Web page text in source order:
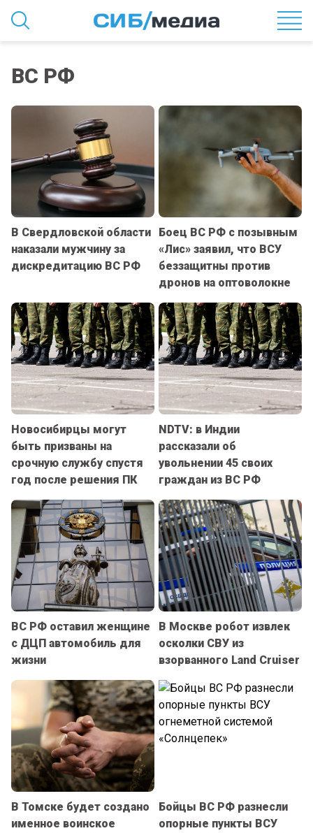
ВС РФ
В Свердловской области
наказали мужчину за
дискредитацию ВС РФ
Боец ВС РФ с позывным
«Лис» заявил, что ВСУ
беззащитны против
дронов на оптоволокне
Новосибирцы могут
быть призваны на
срочную службу спустя
год после решения ПК
NDTV: в Индии
рассказали об
увольнении 45 своих
граждан из ВС РФ
ВС РФ оставил женщине
с ДЦП автомобиль для
жизни
В Москве робот извлек
осколки СВУ из
взорванного Land Cruiser
В Томске будет создано
именное воинское
Бойцы ВС РФ разнесли
опорные пункты ВСУ